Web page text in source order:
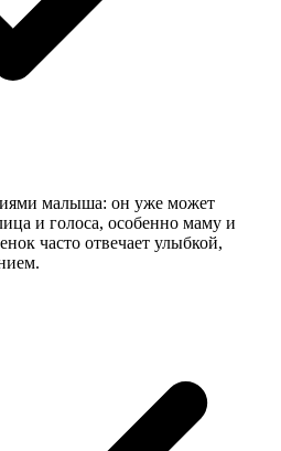
малыша: он уже может
и голоса, особенно маму и
часто отвечает улыбкой,